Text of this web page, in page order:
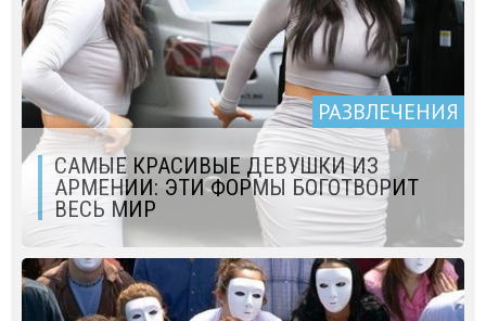
РАЗВЛЕЧЕНИЯ
САМЫЕ КРАСИВЫЕ ДЕВУШКИ ИЗ
АРМЕНИИ: ЭТИ ФОРМЫ БОГОТВОРИТ
ВЕСЬ МИР